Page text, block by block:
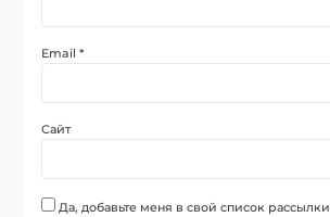
Email*
Сайт
Да, добавьте меня в свой список рассылки